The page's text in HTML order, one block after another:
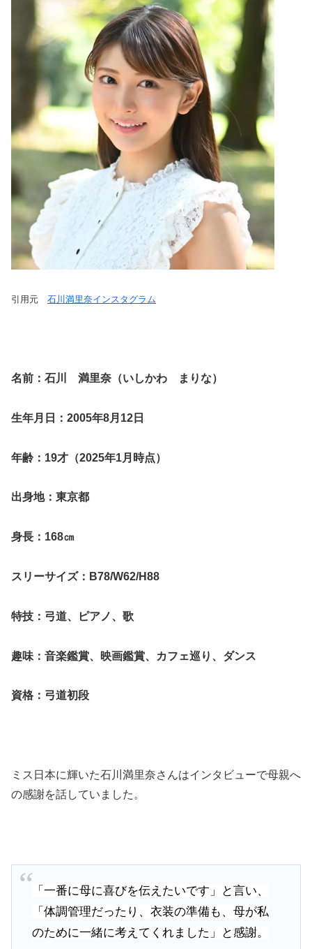
引用元 石川満里奈インスタグラム
名前：石川 満里奈（いしかわ まりな）
生年月日：2005年8月12日
年齢：19才（2025年1月時点）
出身地：東京都
身長：168㎝
スリーサイズ：B78/W62/H88
特技：弓道、ピアノ、歌
趣味：音楽鑑賞、映画鑑賞、カフェ巡り、ダンス
資格：弓道初段
ミス日本に輝いた石川満里奈さんはインタビューで母親へ
の感謝を話していました。
「一番に母に喜びを伝えたいです」と言い、
「体調管理だったり、衣装の準備も、母が私
のために一緒に考えてくれました」と感謝。